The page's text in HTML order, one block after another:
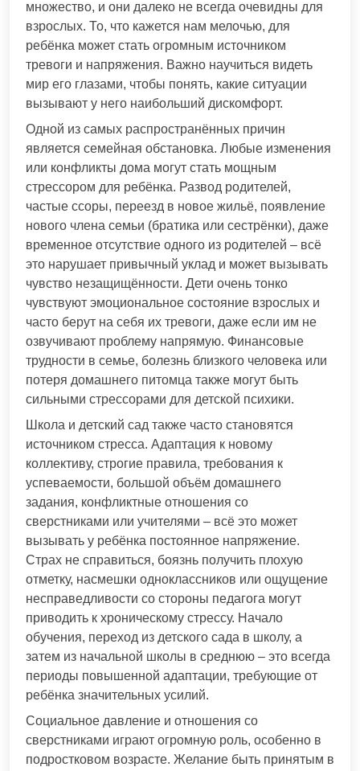
множество, и они далеко не всегда очевидны для
взрослых. То, что кажется нам мелочью, для
ребёнка может стать огромным источником
тревоги и напряжения. Важно научиться видеть
мир его глазами, чтобы понять, какие ситуации
вызывают у него наибольший дискомфорт.
Одной из самых распространённых причин
является семейная обстановка. Любые изменения
или конфликты дома могут стать мощным
стрессором для ребёнка. Развод родителей,
частые ссоры, переезд в новое жильё, появление
нового члена семьи (братика или сестрёнки), даже
временное отсутствие одного из родителей – всё
это нарушает привычный уклад и может вызывать
чувство незащищённости. Дети очень тонко
чувствуют эмоциональное состояние взрослых и
часто берут на себя их тревоги, даже если им не
озвучивают проблему напрямую. Финансовые
трудности в семье, болезнь близкого человека или
потеря домашнего питомца также могут быть
сильными стрессорами для детской психики.
Школа и детский сад также часто становятся
источником стресса. Адаптация к новому
коллективу, строгие правила, требования к
успеваемости, большой объём домашнего
задания, конфликтные отношения со
сверстниками или учителями – всё это может
вызывать у ребёнка постоянное напряжение.
Страх не справиться, боязнь получить плохую
отметку, насмешки одноклассников или ощущение
несправедливости со стороны педагога могут
приводить к хроническому стрессу. Начало
обучения, переход из детского сада в школу, а
затем из начальной школы в среднюю – это всегда
периоды повышенной адаптации, требующие от
ребёнка значительных усилий.
Социальное давление и отношения со
сверстниками играют огромную роль, особенно в
подростковом возрасте. Желание быть принятым в